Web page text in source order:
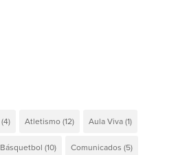
(4) Atletismo(12) Aula Viva(1)
Básquetbol (10) Comunicados (5)